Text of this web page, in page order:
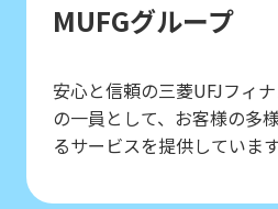
MUFGグループ
安心と信頼の三菱UFJフィ
の一員として、お客様の多
るサービスを提供しています